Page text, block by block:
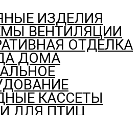
ИЗДЕЛИЯ
ВЕНТИЛЯЦИИ
ОТДЕЛКА
ДОМА
КАССЕТЫ
ДЛЯ ПТИЦ